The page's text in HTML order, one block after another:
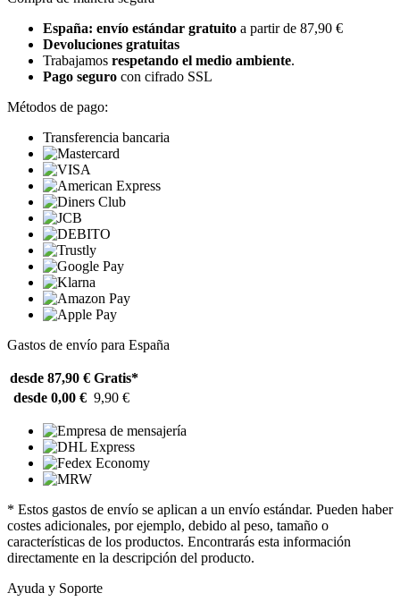
España: envío estándar gratuito a partir de 87,90 €
Devoluciones gratuitas
Trabajamos respetando el medio ambiente.
Pago seguro con cifrado SSL
Métodos de pago:
Transferencia bancaria
Gastos de envío para España
desde 87,90 € Gratis*
desde 0,00 € 9,90 €
* Estos gastos de envío se aplican a un envío estándar. Pueden haber
costes adicionales, por ejemplo, debido al peso, tamaño o
características de los productos. Encontrarás esta información
directamente en la descripción del producto.
Ayuda y Soporte